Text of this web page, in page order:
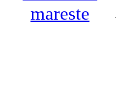
mareste